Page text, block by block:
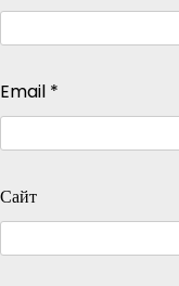
Email *
Сайт